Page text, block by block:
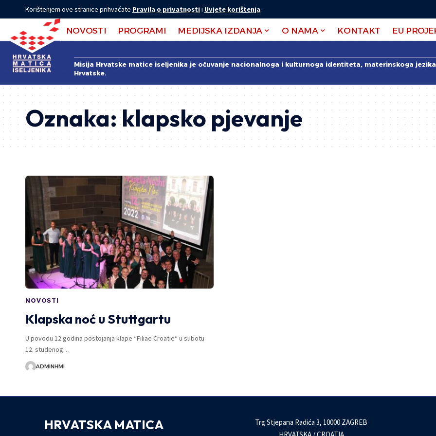
Korištenjem ove stranice prihvaćate Pravila o privatnostii Uvjete korištenja.
NOVOSTI PROGRAMI MEDIJSKA IZDANJA O NAMA KONTAKT EU
Misija Hrvatske matice iseljenika je očuvanje nacionalnoga i kulturnoga identiteta, materinskoga
Hrvatske.
Oznaka:klapsko pjevanje
NOVOSTI
Klapska noć u Stuttgartu
U povodu 12 godina postojanja klape “Filiae Croatie“ u subotu
12. studenog…
ADMINHMI
HRVATSKA MATICA
Trg Stjepana Radića 3, 10000 ZAGREB